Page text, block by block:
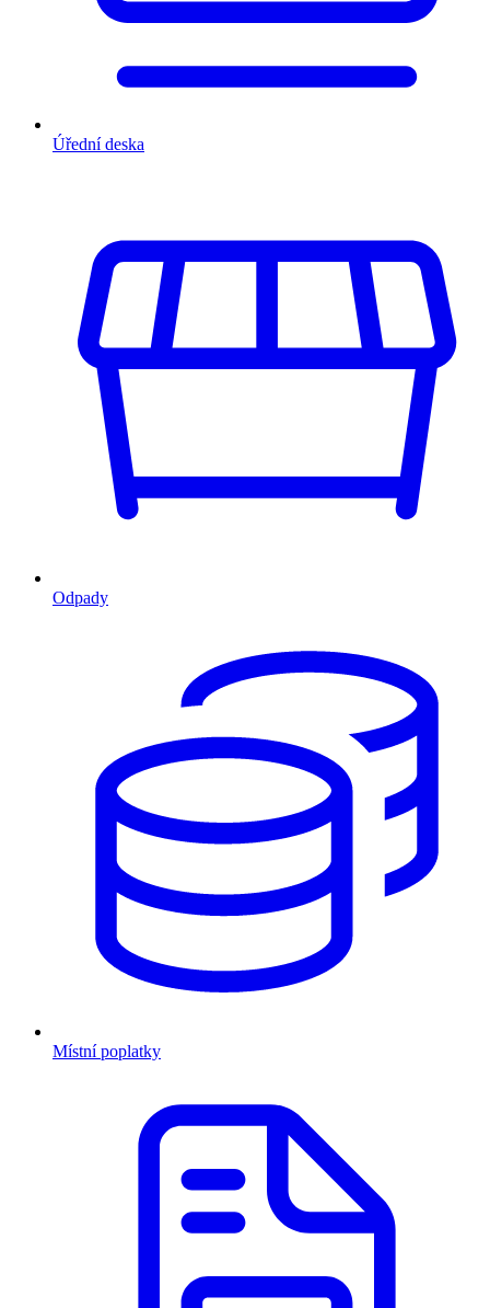
Úřední deska
Odpady
Místní poplatky